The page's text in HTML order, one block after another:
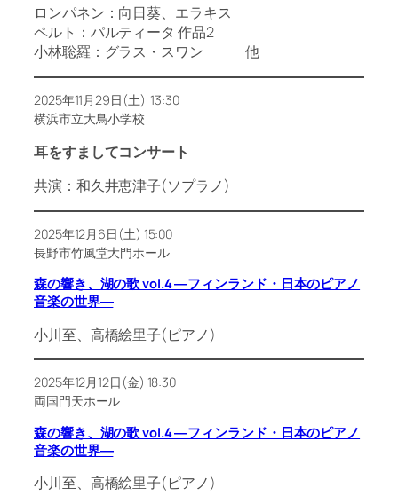
ロンパネン：向日葵、エラキス
ペルト：パルティータ 作品2
小林聡羅：グラス・スワン 他
2025年11月29日(土) 13:30
横浜市立大鳥小学校
耳をすましてコンサート
共演：和久井恵津子(ソプラノ)
2025年12月6日(土) 15:00
長野市竹風堂大門ホール
森の響き、湖の歌 vol.4 ―フィンランド・日本のピアノ
音楽の世界―
小川至、高橋絵里子(ピアノ)
2025年12月12日(金) 18:30
両国門天ホール
森の響き、湖の歌 vol.4 ―フィンランド・日本のピアノ
音楽の世界―
小川至、高橋絵里子(ピアノ)